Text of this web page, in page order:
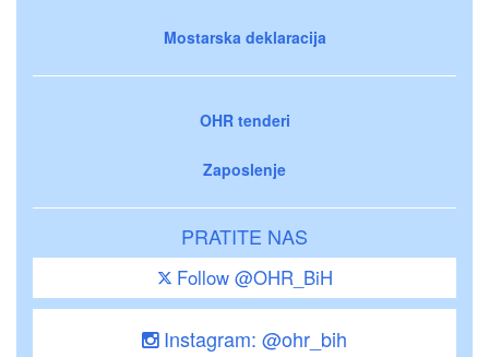
Mostarska deklaracija
OHR tenderi
Zaposlenje
PRATITE NAS
Follow @OHR_BiH
Instagram: @ohr_bih